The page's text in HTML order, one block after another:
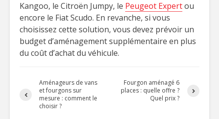
Kangoo, le Citroën Jumpy, le Peugeot Expertou
encore le Fiat Scudo. En revanche, si vous
choisissez cette solution, vous devez prévoir un
budget d’aménagement supplémentaire en plus
du coût d’achat du véhicule.
Aménageurs de vans
et fourgons sur
mesure : comment le
choisir ?
Fourgon aménagé 6
places : quelle offre ?
Quel prix ?